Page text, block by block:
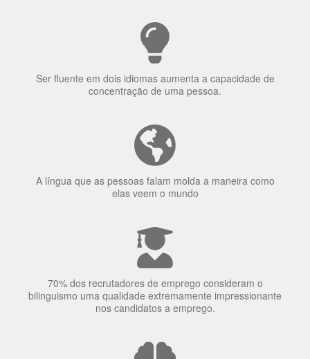
Ser fluente em dois idiomas aumenta a capacidade de
concentração de uma pessoa.
A língua que as pessoas falam molda a maneira como
elas veem o mundo
70% dos recrutadores de emprego consideram o
bilinguismo uma qualidade extremamente impressionante
nos candidatos a emprego.